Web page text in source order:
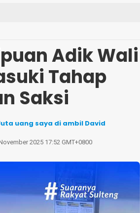
Adik Wali
Tahap
Saksi
uang saya di ambil David
2025 17:52 GMT+0800